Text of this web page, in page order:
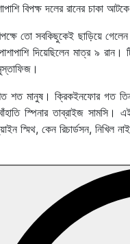
বিপক্ষ দলের রানের চাকা
তো সবকিছুকেই ছাড়িয়ে
দিয়েছিলেন মাত্র ৯
মানুষ। ক্রিকইনফোর গত তিন
স্পিনার তাব্রাইজ সামসি।
স্মিথ, কেন রিচার্ডসন, নিখিল